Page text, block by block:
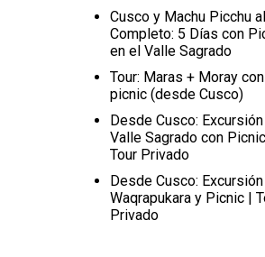
Cusco y Machu Picchu al
Completo: 5 Días con
en el Valle Sagrado
Tour: Maras + Moray con
picnic (desde Cusco)
Desde Cusco:
Valle Sagrado con
Tour Privado
Desde Cusco:
Waqrapukara y Picnic |
Privado